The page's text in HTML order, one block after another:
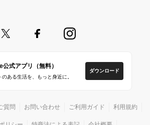
式アプリ（無料）
のある生活を、もっと身近に。
ダウンロード
質問 お問い合わせ ご利用ガイド 利用規約